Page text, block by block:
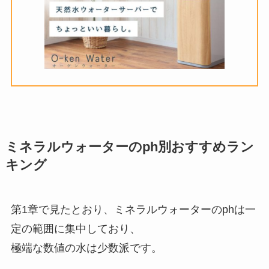
ミネラルウォーターのph別おすすめラン
キング
第1章で見たとおり、ミネラルウォーターのphは一
定の範囲に集中しており、
極端な数値の水は少数派です。